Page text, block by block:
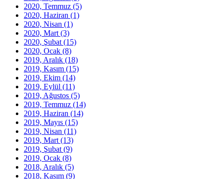
2020, Temmuz (5)
2020, Haziran (1)
2020, Nisan (1)
2020, Mart (3)
2020, Şubat (15)
2020, Ocak (8)
2019, Aralık (18)
2019, Kasım (15)
2019, Ekim (14)
2019, Eylül (11)
2019, Ağustos (5)
2019, Temmuz (14)
2019, Haziran (14)
2019, Mayıs (15)
2019, Nisan (11)
2019, Mart (13)
2019, Şubat (9)
2019, Ocak (8)
2018, Aralık (5)
2018, Kasım (9)